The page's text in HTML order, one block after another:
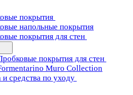
покрытия
напольные покрытия
покрытия для стен
покрытия для стен
Muro Collection
средства по уходу